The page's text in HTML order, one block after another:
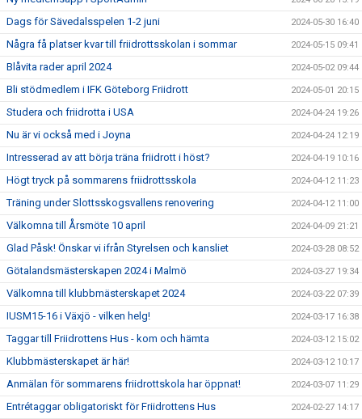
Dags för Sävedalsspelen 1-2 juni 2024-05-30 16:40
Några få platser kvar till friidrottsskolan i sommar 2024-05-15 09:41
Blåvita rader april 2024 2024-05-02 09:44
Bli stödmedlem i IFK Göteborg Friidrott 2024-05-01 20:15
Studera och friidrotta i USA 2024-04-24 19:26
Nu är vi också med i Joyna 2024-04-24 12:19
Intresserad av att börja träna friidrott i höst? 2024-04-19 10:16
Högt tryck på sommarens friidrottsskola 2024-04-12 11:23
Träning under Slottsskogsvallens renovering 2024-04-12 11:00
Välkomna till Årsmöte 10 april 2024-04-09 21:21
Glad Påsk! Önskar vi ifrån Styrelsen och kansliet 2024-03-28 08:52
Götalandsmästerskapen 2024 i Malmö 2024-03-27 19:34
Välkomna till klubbmästerskapet 2024 2024-03-22 07:39
IUSM15-16 i Växjö - vilken helg! 2024-03-17 16:38
Taggar till Friidrottens Hus - kom och hämta 2024-03-12 15:02
Klubbmästerskapet är här! 2024-03-12 10:17
Anmälan för sommarens friidrottskola har öppnat! 2024-03-07 11:29
Entrétaggar obligatoriskt för Friidrottens Hus 2024-02-27 14:17